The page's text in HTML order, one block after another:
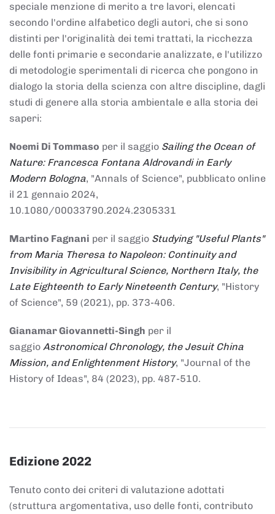
speciale menzione di merito a tre lavori, elencati
secondo l'ordine alfabetico degli autori, che si sono
distinti per l'originalità dei temi trattati, la ricchezza
delle fonti primarie e secondarie analizzate, e l'utilizzo
di metodologie sperimentali di ricerca che pongono in
dialogo la storia della scienza con altre discipline, dagli
studi di genere alla storia ambientale e alla storia dei
saperi:
Noemi Di Tommaso per il saggio Sailing the Ocean of
Nature: Francesca Fontana Aldrovandi in Early
Modern Bologna, "Annals of Science", pubblicato online
il 21 gennaio 2024,
10.1080/00033790.2024.2305331
Martino Fagnani per il saggio Studying "Useful Plants"
from Maria Theresa to Napoleon: Continuity and
Invisibility in Agricultural Science, Northern Italy, the
Late Eighteenth to Early Nineteenth Century, "History
of Science", 59 (2021), pp. 373-406.
Gianamar Giovannetti-Singh per il
saggio Astronomical Chronology, the Jesuit China
Mission, and Enlightenment History, "Journal of the
History of Ideas", 84 (2023), pp. 487-510.
Edizione 2022
Tenuto conto dei criteri di valutazione adottati
(struttura argomentativa, uso delle fonti, contributo